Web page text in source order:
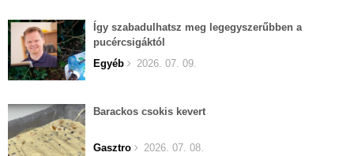
Így szabadulhatsz meg legegyszerűbben a
pucércsigáktól
Egyéb
2026. 07. 09.
Barackos csokis kevert
Gasztro 2026. 07. 08.